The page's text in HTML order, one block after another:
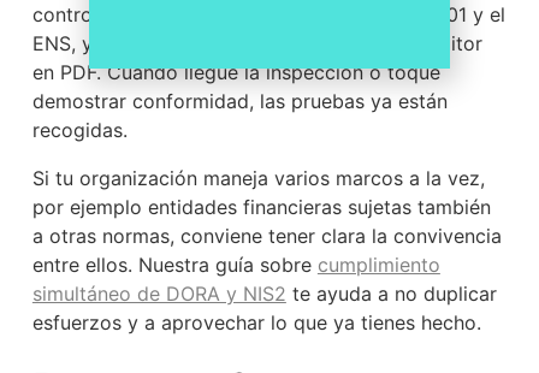
controles contra marcos como NIS2, ISO 27001 y el
ENS, y genera evidencias y reportes para auditor
en PDF. Cuando llegue la inspección o toque
demostrar conformidad, las pruebas ya están
recogidas.
Si tu organización maneja varios marcos a la vez,
por ejemplo entidades financieras sujetas también
a otras normas, conviene tener clara la convivencia
entre ellos. Nuestra guía sobre cumplimiento
simultáneo de DORA y NIS2 te ayuda a no duplicar
esfuerzos y a aprovechar lo que ya tienes hecho.